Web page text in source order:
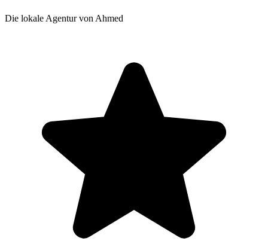
Die lokale Agentur von Ahmed